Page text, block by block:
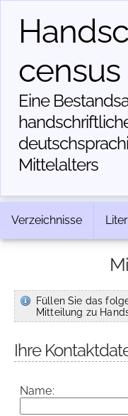
census
Eine
Mittelalters
Verzeichnisse
Füllen Sie das
Mitteilung zu
Ihre
Name: